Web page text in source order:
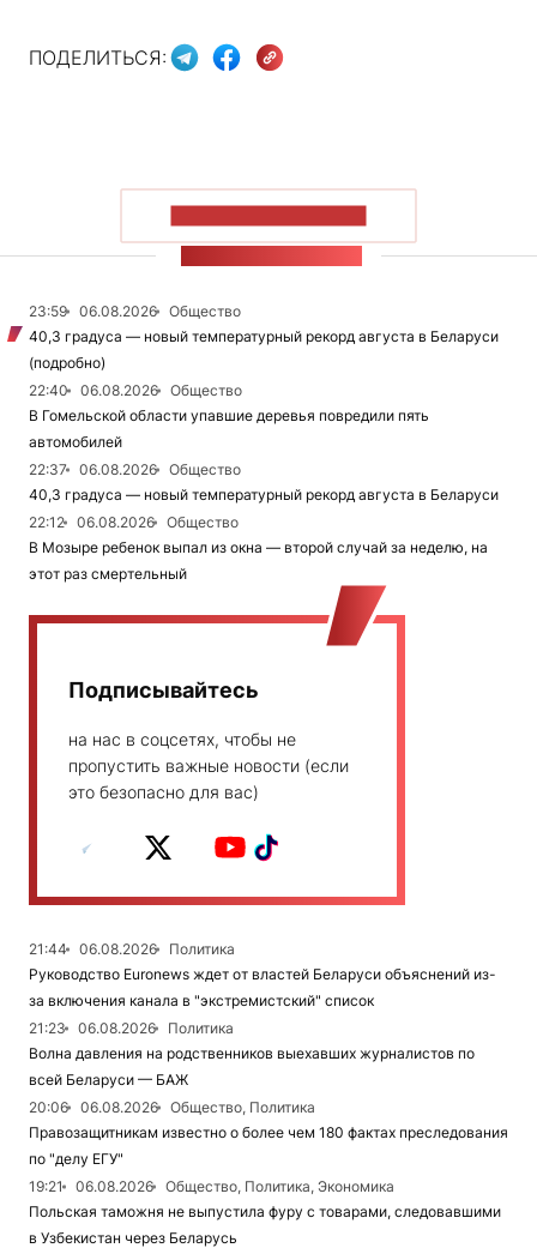
ПОДЕЛИТЬСЯ:
23:59 06.08.2026
Общество
40,3 градуса — новый температурный рекорд августа в Беларуси
(подробно)
22:40
06.08.2026
Общество
В Гомельской области упавшие деревья повредили пять
автомобилей
22:37
06.08.2026
Общество
40,3 градуса — новый температурный рекорд августа в Беларуси
22:12
06.08.2026
Общество
В Мозыре ребенок выпал из окна — второй случай за неделю, на
этот раз смертельный
Подписывайтесь
на нас в соцсетях, чтобы не
пропустить важные новости (если
это безопасно для вас)
21:44 06.08.2026
Политика
Руководство Euronews ждет от властей Беларуси объяснений из-
за включения канала в "экстремистский" список
21:23
06.08.2026
Политика
Волна давления на родственников выехавших журналистов по
всей Беларуси — БАЖ
20:06
06.08.2026
Общество, Политика
Правозащитникам известно о более чем 180 фактах преследования
по "делу ЕГУ"
19:21
06.08.2026
Общество, Политика, Экономика
Польская таможня не выпустила фуру с товарами, следовавшими
в Узбекистан через Беларусь